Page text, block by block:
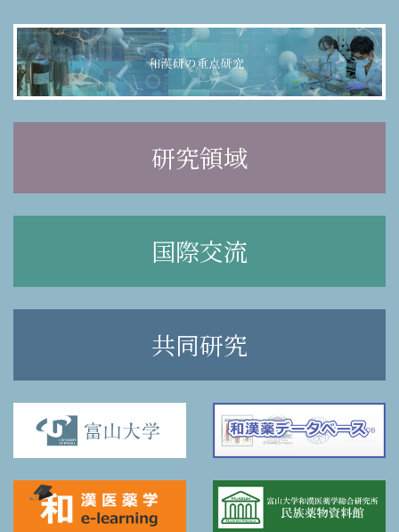
研究領域
国際交流
共同研究